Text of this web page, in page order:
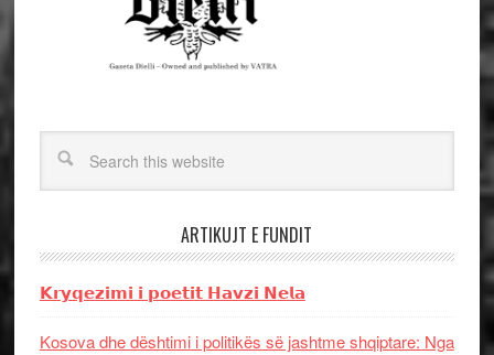
ARTIKUJT E FUNDIT
𝗞𝗿𝘆𝗾𝗲𝘇𝗶𝗺𝗶 𝗶 𝗽𝗼𝗲𝘁𝗶𝘁 𝗛𝗮𝘃𝘇𝗶 𝗡𝗲𝗹𝗮
Kosova dhe dështimi i politikës së jashtme shqiptare: Nga